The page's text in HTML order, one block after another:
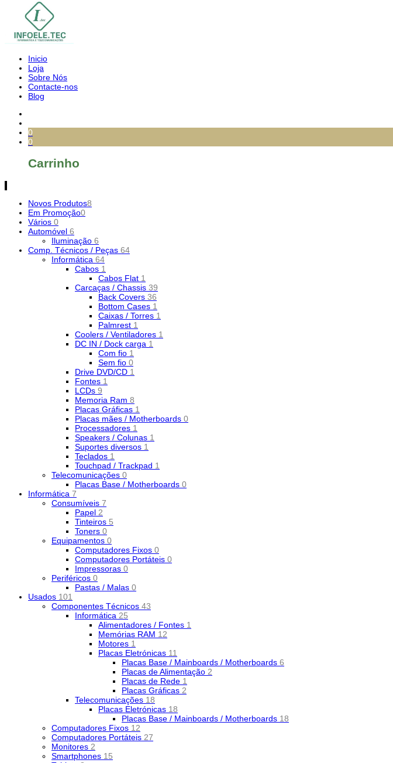
Inicio
Loja
Sobre Nós
Contacte-nos
Blog
0
0
Carrinho
Novos Produtos8
Em Promoção0
Vários 0
Automóvel 6
Iluminação 6
Comp. Técnicos / Peças 64
Informática 64
Cabos 1
Cabos Flat 1
Carcaças / Chassis 39
Back Covers 36
Bottom Cases 1
Caixas / Torres 1
Palmrest 1
Coolers / Ventiladores 1
DC IN / Dock carga 1
Com fio 1
Sem fio 0
Drive DVD/CD 1
Fontes 1
LCDs 9
Memoria Ram 8
Placas Gráficas 1
Placas mães / Motherboards 0
Processadores 1
Speakers / Colunas 1
Suportes diversos 1
Teclados 1
Touchpad / Trackpad 1
Telecomunicações 0
Placas Base / Motherboards 0
Informática 7
Consumíveis 7
Papel 2
Tinteiros 5
Toners 0
Equipamentos 0
Computadores Fixos 0
Computadores Portáteis 0
Impressoras 0
Periféricos 0
Pastas / Malas 0
Usados 101
Componentes Técnicos 43
Informática 25
Alimentadores / Fontes 1
Memórias RAM 12
Motores 1
Placas Eletrónicas 11
Placas Base / Mainboards / Motherboards 6
Placas de Alimentação 2
Placas de Rede 1
Placas Gráficas 2
Telecomunicações 18
Placas Eletrónicas 18
Placas Base / Mainboards / Motherboards 18
Computadores Fixos 12
Computadores Portáteis 27
Monitores 2
Smartphones 15